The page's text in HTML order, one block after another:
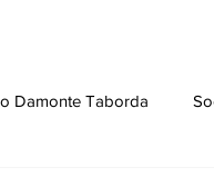
Damonte Taborda